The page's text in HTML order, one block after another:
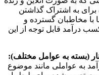
به اشتراک گذاشتن
مخاطبان گسترده و
درآمد قابل توجه از این
(بسته به عوامل مختلف):
این درآمد به عواملی مانند موضوع